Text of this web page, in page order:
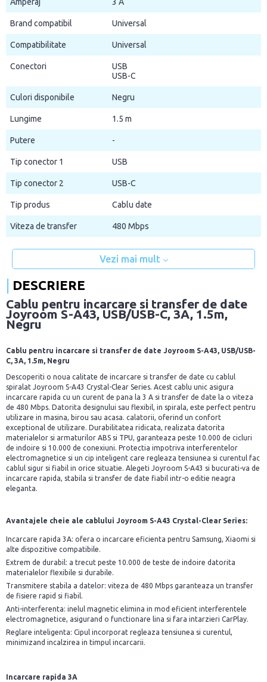
Brand compatibil Universal
Compatibilitate Universal
Conectori
USB
USB-C
Culori disponibile Negru
Lungime 1.5 m
Putere -
Tip conector 1 USB
Tip conector 2 USB-C
Tip produs Cablu date
Viteza de transfer 480 Mbps
Vezi mai mult
DESCRIERE
Cablu pentru incarcare si transfer de date
Joyroom S-A43, USB/USB-C, 3A, 1.5m,
Negru
Cablu pentru incarcare si transfer de date Joyroom S-A43, USB/USB-
C, 3A, 1.5m, Negru
Descoperiti o noua calitate de incarcare si transfer de date cu cablul
spiralat Joyroom S-A43 Crystal-Clear Series. Acest cablu unic asigura
incarcare rapida cu un curent de pana la 3 A si transfer de date la o viteza
de 480 Mbps. Datorita designului sau flexibil, in spirala, este perfect pentru
utilizare in masina, birou sau acasa. calatorii, oferind un confort
exceptional de utilizare. Durabilitatea ridicata, realizata datorita
materialelor si armaturilor ABS si TPU, garanteaza peste 10.000 de cicluri
de indoire si 10.000 de conexiuni. Protectia impotriva interferentelor
electromagnetice si un cip inteligent care regleaza tensiunea si curentul fac
cablul sigur si fiabil in orice situatie. Alegeti Joyroom S-A43 si bucurati-va de
incarcare rapida, stabila si transfer de date fiabil intr-o editie neagra
eleganta.
Avantajele cheie ale cablului Joyroom S-A43 Crystal-Clear Series:
Incarcare rapida 3A: ofera o incarcare eficienta pentru Samsung, Xiaomi si
alte dispozitive compatibile.
Extrem de durabil: a trecut peste 10.000 de teste de indoire datorita
materialelor flexibile si durabile.
Transmitere stabila a datelor: viteza de 480 Mbps garanteaza un transfer
de fisiere rapid si fiabil.
Anti-interferenta: inelul magnetic elimina in mod eficient interferentele
electromagnetice, asigurand o functionare lina si fara intarzieri CarPlay.
Reglare inteligenta: Cipul incorporat regleaza tensiunea si curentul,
minimizand incalzirea in timpul incarcarii.
Incarcare rapida 3A